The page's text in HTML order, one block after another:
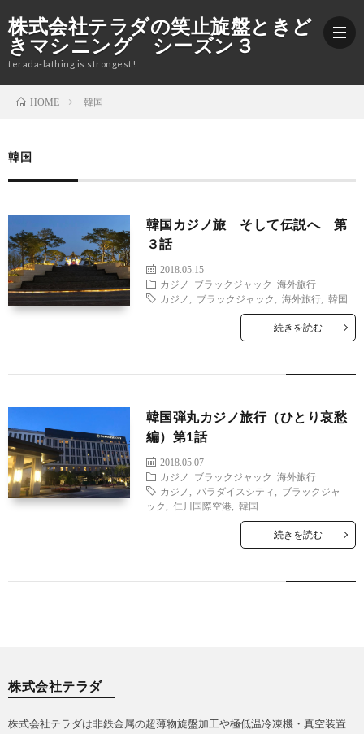
株式会社テラダの笑止旋盤ときど
きマシニング シーズン３
terada-lathing is strongest!
介
会
社
HOME 韓国
韓国
韓国カジノ旅 そして伝説へ 第
３話
2018.05.15
カジノ
ブラックジャック
海外旅行
カジノ
ブラックジャック 海外旅行, 韓国
続きを読む
韓国弾丸カジノ旅行（ひとり哀愁
編）第1話
2018.05.07
カジノ
ブラックジャック
海外旅行
カジノ
パラダイスシティ
ブラックジャ
ック
仁川国際空港, 韓国
続きを読む
株式会社テラダ
株式会社テラダは非鉄金属の超薄物旋盤加工や極低温冷凍機・真空装置